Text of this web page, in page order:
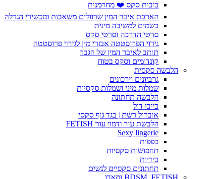
בובות סקס ❤️ מחרמנות
הארכת איבר המין שרוולים משאבות ומכשירי הגדלה
בשמים למשיכה מינית
סרטי הדרכה וסרטי סקס
גירוי הפרוסטטה אבזרי מין לגירוי פרוסטטה
תותב לאיבר המין של הגבר
קונדומים וסקס בטוח
הלבשה סקסית
גרביונים וירכונים
שמלות מיני ושמלות סקסיות
הלבשה תחתונה
בייבי דול
אוברול רשת | בגד גוף סקסי
הלבשת עור ודמוי עור FETISH
Sexy lingerie
כפפות
תחפושות סקסיות
ביריות
תחתונים סקסיים לנשים